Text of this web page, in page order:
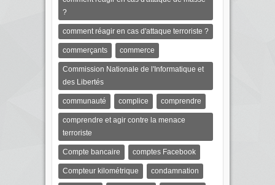
?
comment réagir en cas d'attaque terroriste ?
commerçants commerce
Commission Nationale de l'Informatique et
des Libertés
communauté complice comprendre
comprendre et agir contre la menace
terroriste
Compte bancaire comptes Facebook
Compteur kilométrique condamnation